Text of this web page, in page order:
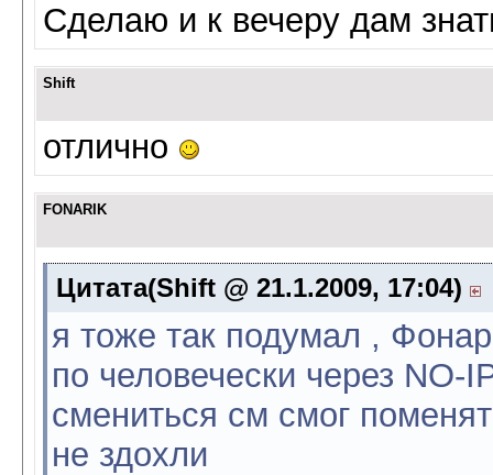
Сделаю и к вечеру дам
Shift
отлично
FONARIK
Цитата(Shift @ 21.1.2009, 17:04)
я тоже так подумал ,
по человечески через NO-
смениться см смог
не здохли